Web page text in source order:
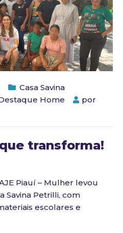
Casa Savina
Home
por
transforma!
Piauí – Mulher levou
Savina Petrilli, com
escolares e